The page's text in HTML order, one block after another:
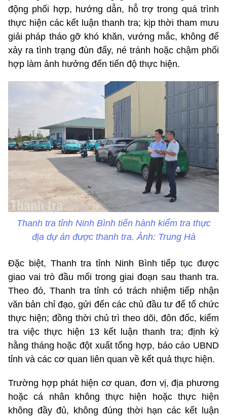
động phối hợp, hướng dẫn, hỗ trợ trong quá trình
thực hiện các kết luận thanh tra; kịp thời tham mưu
giải pháp tháo gỡ khó khăn, vướng mắc, không để
xảy ra tình trạng đùn đẩy, né tránh hoặc chậm phối
hợp làm ảnh hưởng đến tiến độ thực hiện.
Thanh tra tỉnh Ninh Bình tiến hành kiểm tra thực
địa dự án được thanh tra. Ảnh: Trung Hà
Đặc biệt, Thanh tra tỉnh Ninh Bình tiếp tục được
giao vai trò đầu mối trong giai đoạn sau thanh tra.
Theo đó, Thanh tra tỉnh có trách nhiệm tiếp nhận
văn bản chỉ đạo, gửi đến các chủ đầu tư để tổ chức
thực hiện; đồng thời chủ trì theo dõi, đôn đốc, kiểm
tra việc thực hiện 13 kết luận thanh tra; định kỳ
hằng tháng hoặc đột xuất tổng hợp, báo cáo UBND
tỉnh và các cơ quan liên quan về kết quả thực hiện.
Trường hợp phát hiện cơ quan, đơn vị, địa phương
hoặc cá nhân không thực hiện hoặc thực hiện
không đầy đủ, không đúng thời hạn các kết luận